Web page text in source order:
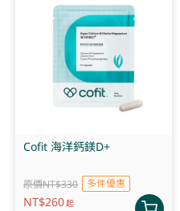
Cofit 海洋鈣鎂D+
原價NT$330 多件優惠
NT$260起